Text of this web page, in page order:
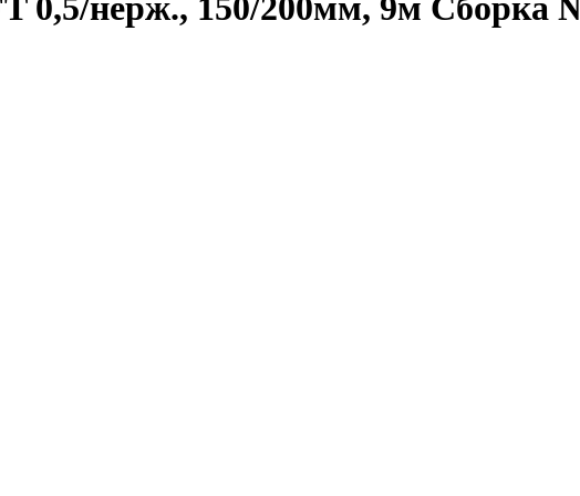
0,5/нерж., 150/200мм, 9м Сборка